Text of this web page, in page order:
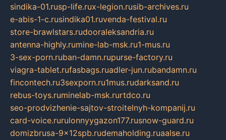
sindika-01.rusp-life.rux-legion.rusib-archives.ru
e-abis-1-c.rusindika01.ruvenda-festival.ru
store-brawlstars.rudooraleksandria.ru
antenna-highly.rumine-lab-msk.ru1-mus.ru
3-sex-porn.ruban-damn.rupurse-factory.ru
viagra-tablet.rufasbags.ruadler-jun.rubandamn.ru
fincontech.ru3sexporn.ru1mus.rudarksand.ru
rebus-toys.ruminelab-msk.rurtdco.ru
seo-prodvizhenie-sajtov-stroitelnyh-kompanij.ru
card-voice.rurulonnyygazon177.rusnow-guard.ru
domizbrusa-9x12spb.rudemaholding.ruaalse.ru